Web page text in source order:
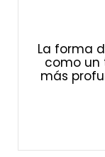
La forma
como un
más